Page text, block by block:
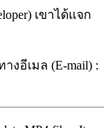
เขาได้แจก
อีเมล (E-mail) :